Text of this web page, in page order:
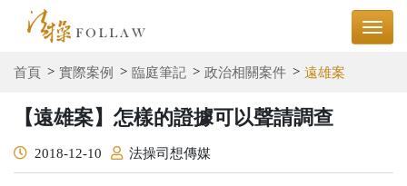
首頁 實際案例 臨庭筆記 政治相關案件 遠雄案
【遠雄案】怎樣的證據可以聲請調查
2018-12-10 法操司想傳媒